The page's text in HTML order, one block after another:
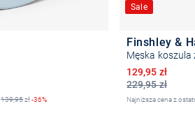
139,95zł-36%
Sale
Finshley &
Męska koszula
229,95 zł
Obniżona cena
129,95 zł
Najniższa cena z